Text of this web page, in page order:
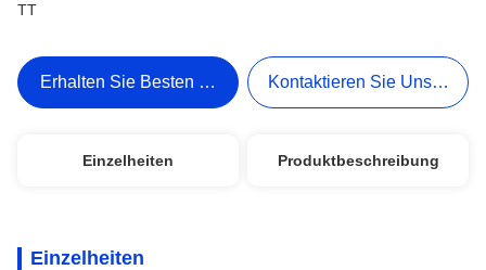
TT
Erhalten Sie Besten Preis Kontaktieren Sie Uns Jetzt
Einzelheiten Produktbeschreibung
Einzelheiten